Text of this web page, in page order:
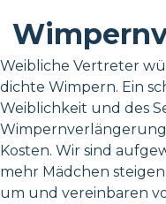
Weibliche Vertreter
dichte Wimpern. Ein
Weiblichkeit und des
Kosten. Wir sind
mehr Mädchen
um und vereinbaren